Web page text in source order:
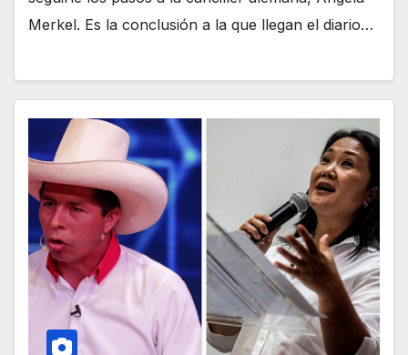
Merkel. Es la conclusión a la que llegan el diario…